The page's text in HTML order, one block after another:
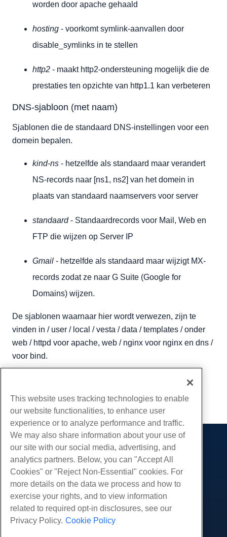
worden door apache gehaald
hosting - voorkomt symlink-aanvallen door
disable_symlinks in te stellen
http2 - maakt http2-ondersteuning mogelijk die de
prestaties ten opzichte van http1.1 kan verbeteren
DNS-sjabloon (met naam)
Sjablonen die de standaard DNS-instellingen voor een
domein bepalen.
kind-ns - hetzelfde als standaard maar verandert
NS-records naar [ns1, ns2] van het domein in
plaats van standaard naamservers voor server
standaard- Standaardrecords voor Mail, Web en
FTP die wijzen op Server IP
Gmail - hetzelfde als standaard maar wijzigt MX-
records zodat ze naar G Suite (Google for
Domains) wijzen.
De sjablonen waarnaar hier wordt verwezen, zijn te
vinden in / user / local / vesta / data / templates / onder
web / httpd voor apache, web / nginx voor nginx en dns /
voor bind.
Kopiëren URL
Producten
Web hosting
Zakelijke hosting
White Label-wederverkoper
Beheerde Linux VPS
Diensten
Website-migraties
Gemeenschap
Productdocumentatie
Tutorials
Bedrijf
Over ons
This website uses tracking technologies to enable
our website functionalities, to enhance user
experience or to analyze performance and traffic.
We may also share information about your use of
our site with our social media, advertising, and
analytics partners. Below, you can "Accept All
Cookies" or "Reject Non-Essential" cookies. For
more details on the data we process and how to
exercise your rights, and to view information
related to required opt-in disclosures, see our
Privacy Policy. Cookie Policy